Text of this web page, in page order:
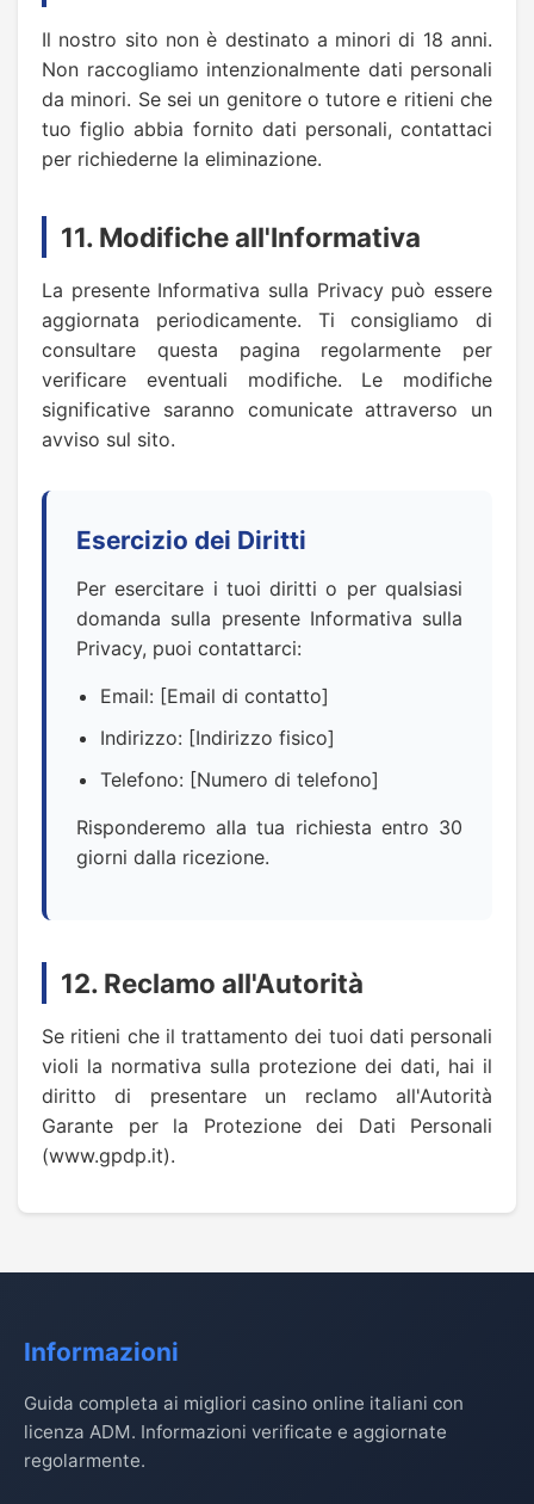
Il nostro sito non è destinato a minori di 18 anni.
Non raccogliamo intenzionalmente dati personali
da minori. Se sei un genitore o tutore e ritieni che
tuo figlio abbia fornito dati personali, contattaci
per richiederne la eliminazione.
11. Modifiche all'Informativa
La presente Informativa sulla Privacy può essere
aggiornata periodicamente. Ti consigliamo di
consultare questa pagina regolarmente per
verificare eventuali modifiche. Le modifiche
significative saranno comunicate attraverso un
avviso sul sito.
Esercizio dei Diritti
Per esercitare i tuoi diritti o per qualsiasi
domanda sulla presente Informativa sulla
Privacy, puoi contattarci:
Email: [Email di contatto]
Indirizzo: [Indirizzo fisico]
Telefono: [Numero di telefono]
Risponderemo alla tua richiesta entro 30
giorni dalla ricezione.
12. Reclamo all'Autorità
Se ritieni che il trattamento dei tuoi dati personali
violi la normativa sulla protezione dei dati, hai il
diritto di presentare un reclamo all'Autorità
Garante per la Protezione dei Dati Personali
(www.gpdp.it).
Informazioni
Guida completa ai migliori casino online italiani con
licenza ADM. Informazioni verificate e aggiornate
regolarmente.